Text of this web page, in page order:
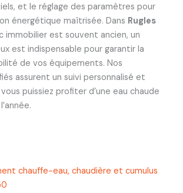
et le réglage des paramètres pour
énergétique maîtrisée. Dans Rugles
immobilier est souvent ancien, un
est indispensable pour garantir la
de vos équipements. Nos
assurent un suivi personnalisé et
puissiez profiter d’une eau chaude
chauffe-eau, chaudière et cumulus